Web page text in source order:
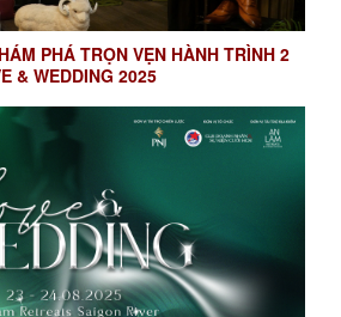
PHÁ TRỌN VẸN HÀNH TRÌNH 2
& WEDDING 2025